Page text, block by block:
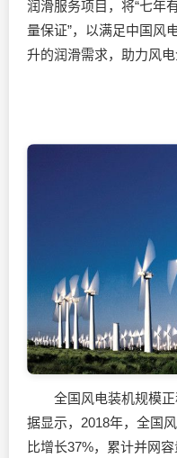
润滑服务项目，将“七年
量保证”，以满足中国风
升的润滑需求，助力风电
全国风电装机规模正
据显示，2018年，全国
比增长37%，累计并网